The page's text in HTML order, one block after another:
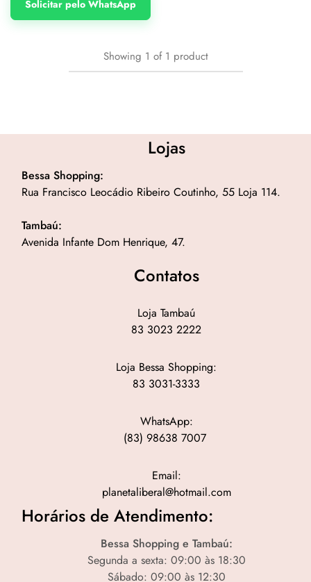
Solicitar pelo WhatsApp
Showing 1 of 1 product
Lojas
Bessa Shopping:
Rua Francisco Leocádio Ribeiro Coutinho, 55 Loja 114.
Tambaú:
Avenida Infante Dom Henrique, 47.
Contatos
Loja Tambaú
83 3023 2222
Loja Bessa Shopping:
83 3031-3333
WhatsApp:
(83) 98638 7007
Email:
planetaliberal@hotmail.com
Horários de Atendimento:
Bessa Shopping e Tambaú:
Segunda a sexta: 09:00 às 18:30
Sábado: 09:00 às 12:30